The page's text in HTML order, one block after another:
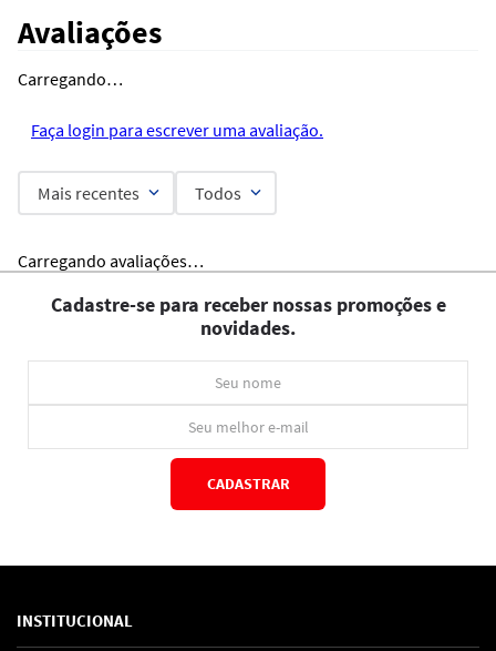
Avaliações
Carregando…
Faça login para escrever uma avaliação.
Mais recentes Todos
Carregando avaliações…
Cadastre-se para receber nossas promoções e
novidades.
CADASTRAR
INSTITUCIONAL